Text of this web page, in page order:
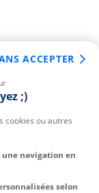
;)
cookies ou autres
navigation en
selon
ACCEPTER